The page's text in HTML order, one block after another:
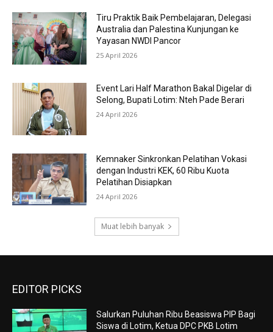
Tiru Praktik Baik Pembelajaran, Delegasi
Australia dan Palestina Kunjungan ke
Yayasan NWDI Pancor
25 April 2026
Event Lari Half Marathon Bakal Digelar di
Selong, Bupati Lotim: Nteh Pade Berari
24 April 2026
Kemnaker Sinkronkan Pelatihan Vokasi
dengan Industri KEK, 60 Ribu Kuota
Pelatihan Disiapkan
24 April 2026
Muat lebih banyak
EDITOR PICKS
Salurkan Puluhan Ribu Beasiswa PIP Bagi
Siswa di Lotim, Ketua DPC PKB Lotim